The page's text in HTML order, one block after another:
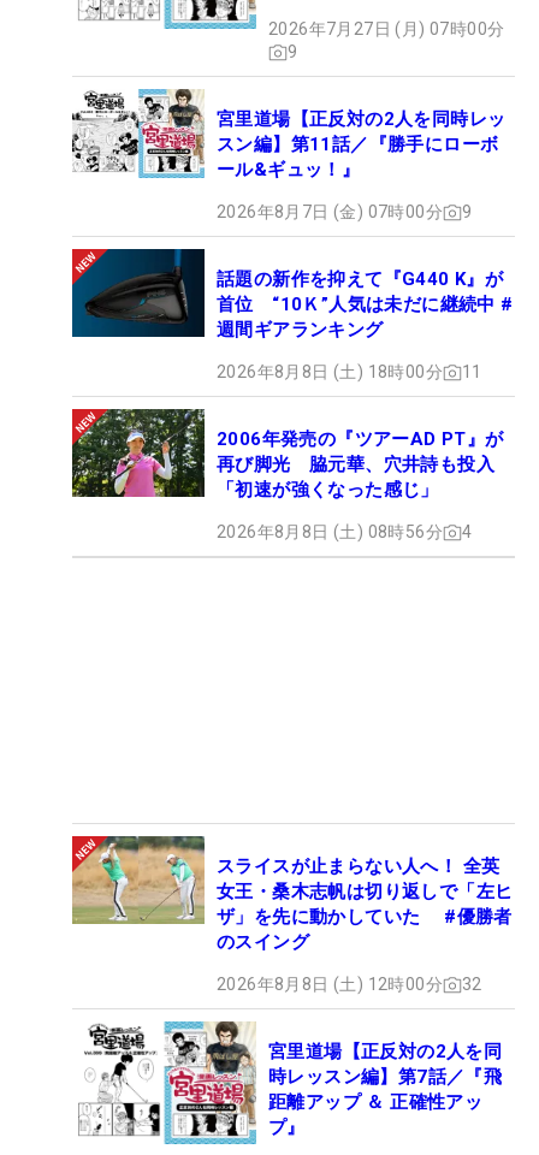
2026年7月27日 (月) 07時00分
9
宮里道場【正反対の2人を同時レッ
スン編】第11話／『勝手にローボ
ール&ギュッ！』
2026年8月7日 (金) 07時00分 9
話題の新作を抑えて『G440 K』が
首位 “10Ｋ”人気は未だに継続中 #
週間ギアランキング
2026年8月8日 (土) 18時00分 11
2006年発売の『ツアーAD PT』が
再び脚光 脇元華、穴井詩も投入
「初速が強くなった感じ」
2026年8月8日 (土) 08時56分 4
スライスが止まらない人へ！ 全英
女王・桑木志帆は切り返しで「左ヒ
ザ」を先に動かしていた #優勝者
のスイング
2026年8月8日 (土) 12時00分 32
宮里道場【正反対の2人を同
時レッスン編】第7話／『飛
距離アップ ＆ 正確性アッ
プ』